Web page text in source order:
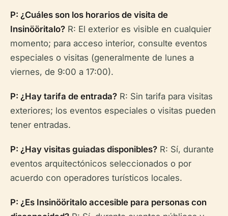
P: ¿Cuáles son los horarios de visita de
Insinööritalo? R: El exterior es visible en cualquier
momento; para acceso interior, consulte eventos
especiales o visitas (generalmente de lunes a
viernes, de 9:00 a 17:00).
P: ¿Hay tarifa de entrada? R: Sin tarifa para visitas
exteriores; los eventos especiales o visitas pueden
tener entradas.
P: ¿Hay visitas guiadas disponibles? R: Sí, durante
eventos arquitectónicos seleccionados o por
acuerdo con operadores turísticos locales.
P: ¿Es Insinööritalo accesible para personas con